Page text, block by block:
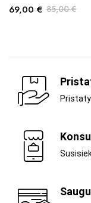
85,00€
69,00 €